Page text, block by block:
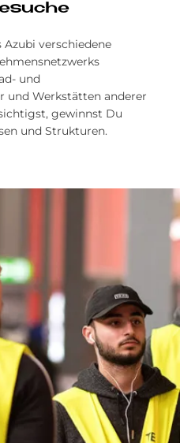
verschiedene
und
und Werkstätten anderer
gewinnst Du
und Strukturen.